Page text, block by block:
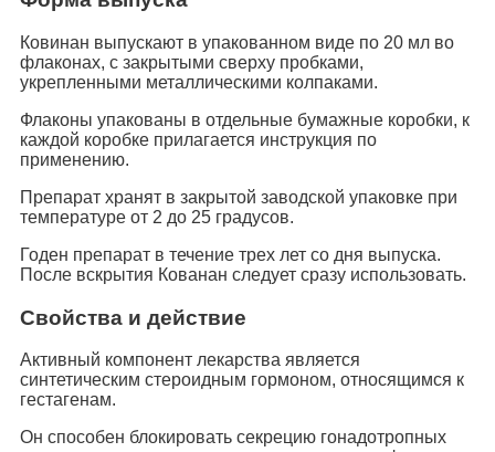
Ковинан выпускают в упакованном виде по 20 мл во
флаконах, с закрытыми сверху пробками,
укрепленными металлическими колпаками.
Флаконы упакованы в отдельные бумажные коробки, к
каждой коробке прилагается инструкция по
применению.
Препарат хранят в закрытой заводской упаковке при
температуре от 2 до 25 градусов.
Годен препарат в течение трех лет со дня выпуска.
После вскрытия Кованан следует сразу использовать.
Свойства и действие
Активный компонент лекарства является
синтетическим стероидным гормоном, относящимся к
гестагенам.
Он способен блокировать секрецию гонадотропных